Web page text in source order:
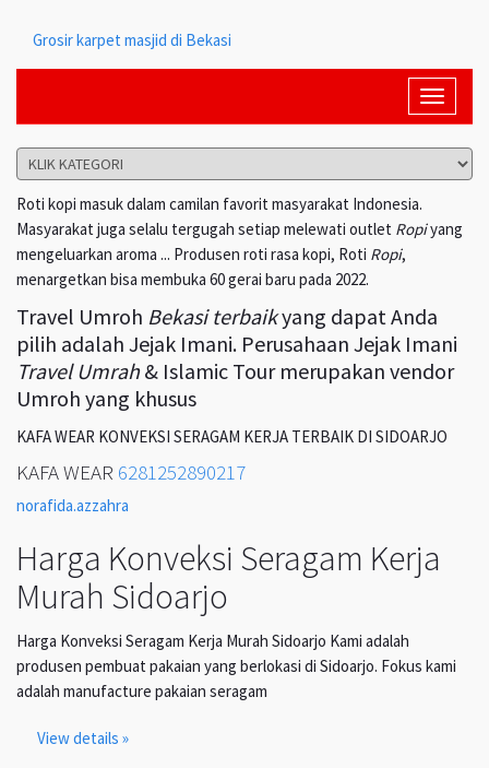
Grosir karpet masjid di Bekasi
Toggle
Roti kopi masuk dalam camilan favorit masyarakat Indonesia.
Masyarakat juga selalu tergugah setiap melewati outlet Ropiyang
mengeluarkan aroma ... Produsen roti rasa kopi, Roti Ropi,
menargetkan bisa membuka 60 gerai baru pada 2022.
Travel Umroh Bekasi terbaikyang dapat Anda
pilih adalah Jejak Imani. Perusahaan Jejak Imani
Travel Umrah& Islamic Tour merupakan vendor
Umroh yang khusus
KAFA WEAR KONVEKSI SERAGAM KERJA TERBAIK DI SIDOARJO
KAFA WEAR 6281252890217
norafida.azzahra
Harga Konveksi Seragam Kerja
Murah Sidoarjo
Harga Konveksi Seragam Kerja Murah Sidoarjo Kami adalah
produsen pembuat pakaian yang berlokasi di Sidoarjo. Fokus kami
adalah manufacture pakaian seragam
View details »